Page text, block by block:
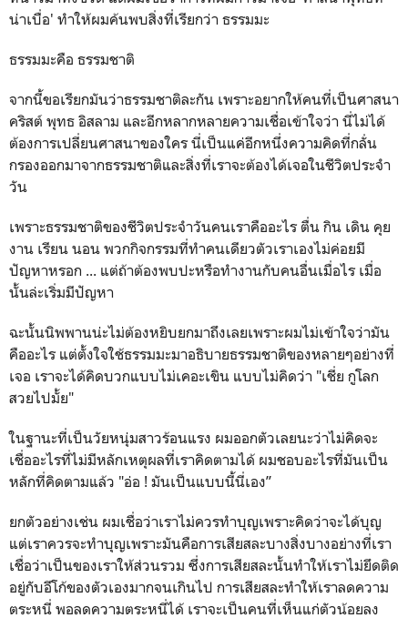
น่าเบื่อ' ทำให้ผมค้นพบสิ่งที่เรียกว่า ธรรมมะ
ธรรมมะคือ ธรรมชาติ
จากนี้ขอเรียกมันว่าธรรมชาติละกัน เพราะอยากให้คนที่เป็นศาสนา
คริสต์ พุทธ อิสลาม และอีกหลากหลายความเชื่อเข้าใจว่า นี่ไม่ได้
ต้องการเปลี่ยนศาสนาของใคร นี่เป็นแค่อีกหนึ่งความคิดที่กลั่น
กรองออกมาจากธรรมชาติและสิ่งที่เราจะต้องได้เจอในชีวิตประจำ
วัน
เพราะธรรมชาติของชีวิตประจำวันคนเราคืออะไร ตื่น กิน เดิน คุย
งาน เรียน นอน พวกกิจกรรมที่ทำคนเดียวตัวเราเองไม่ค่อยมี
ปัญหาหรอก ... แต่ถ้าต้องพบปะหรือทำงานกับคนอื่นเมื่อไร เมื่อ
นั้นล่ะเริ่มมีปัญหา
ฉะนั้นนิพพานน่ะไม่ต้องหยิบยกมาถึงเลยเพราะผมไม่เข้าใจว่ามัน
คืออะไร แต่ตั้งใจใช้ธรรมมะมาอธิบายธรรมชาติของหลายๆอย่างที่
เจอ เราจะได้คิดบวกแบบไม่เคอะเขิน แบบไม่คิดว่า "เชี่ย กูโลก
สวยไปมั้ย"
ในฐานะที่เป็นวัยหนุ่มสาวร้อนแรง ผมออกตัวเลยนะว่าไม่คิดจะ
เชื่ออะไรที่ไม่มีหลักเหตุผลที่เราคิดตามได้ ผมชอบอะไรที่มันเป็น
หลักที่คิดตามแล้ว "อ่อ ! มันเป็นแบบนี้นี่เอง”
ยกตัวอย่างเช่น ผมเชื่อว่าเราไม่ควรทำบุญเพราะคิดว่าจะได้บุญ
แต่เราควรจะทำบุญเพราะมันคือการเสียสละบางสิ่งบางอย่างที่เรา
เชื่อว่าเป็นของเราให้ส่วนรวม ซึ่งการเสียสละนั้นทำให้เราไม่ยึดติด
อยู่กับอีโก้ของตัวเองมากจนเกินไป การเสียสละทำให้เราลดความ
ตระหนี่ พอลดความตระหนี่ได้ เราจะเป็นคนที่เห็นแก่ตัวน้อยลง